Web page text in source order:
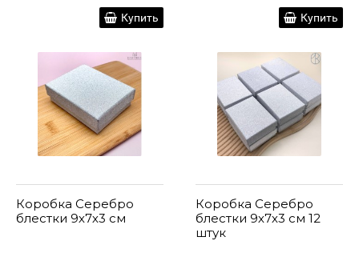
Купить Купить
Коробка Серебро
блестки 9х7х3 см
Коробка Серебро
блестки 9х7х3 см 12
штук